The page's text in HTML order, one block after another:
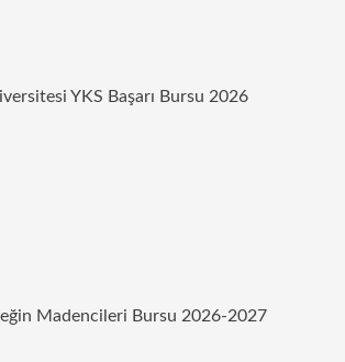
YKS Başarı Bursu 2026
Madencileri Bursu 2026-2027